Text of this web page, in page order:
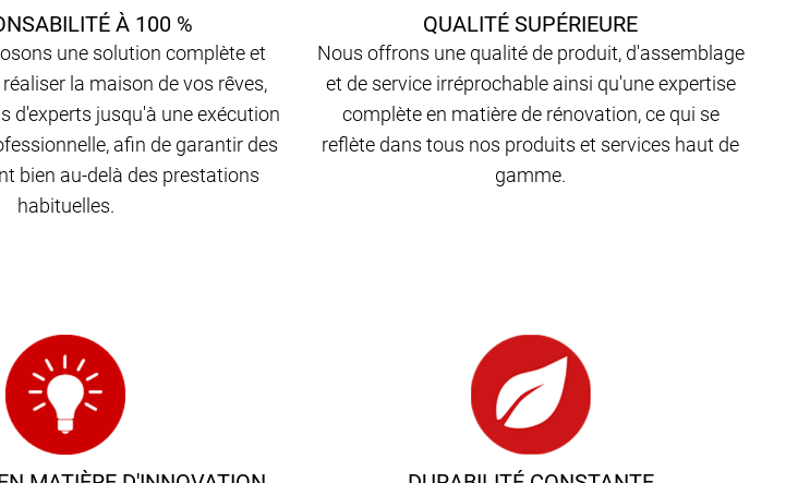
QUALITÉ SUPÉRIEURE
Nous offrons une qualité de produit, d'assemblage
et de service irréprochable ainsi qu'une expertise
complète en matière de rénovation, ce qui se
reflète dans tous nos produits et services haut de
gamme.
À 100 %
une solution complète et
la maison de vos rêves,
d'experts jusqu'à une exécution
afin de garantir des
bien au-delà des prestations
habituelles.